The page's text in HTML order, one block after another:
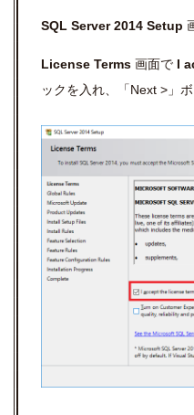
SQL Server 2014 Setup
License Terms 画面で I
ックを入れ、「Next >」